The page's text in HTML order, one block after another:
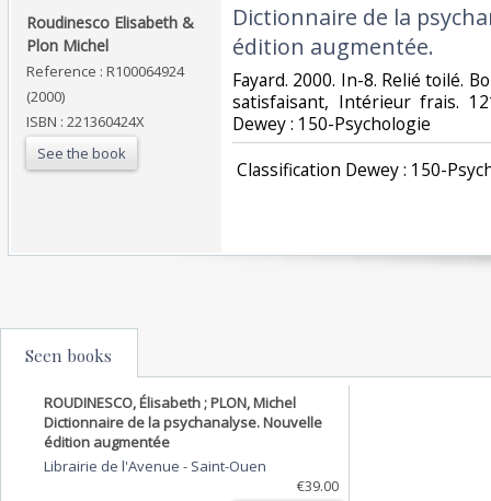
‎Roudinesco Elisabeth &
Plon Michel‎
Reference : R100064924
(2000)
ISBN : 221360424X
See the book
‎Dictionnaire de la
édition augmentée.‎
‎Fayard. 2000. In-8. Relié toilé.
satisfaisant, Intérieur frais.
Dewey : 150-Psychologie‎
Classification Dewey : 150-
Seen books
ROUDINESCO, Élisabeth ; PLON, Michel
Dictionnaire de la psychanalyse. Nouvelle
édition augmentée
Librairie de l'Avenue - Saint-Ouen
€39.00